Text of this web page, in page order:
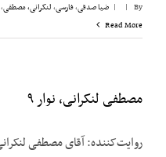
By
|
| ضیا صدقی,فارسی,لنکرانی، مصطفی,
Read More
مصطفی لنکرانی، نوار ۹